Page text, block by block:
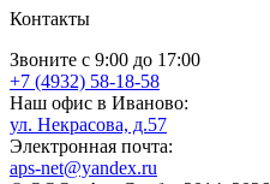
Контакты
Звоните с 9:00 до 17:00
+7 (4932) 58-18-58
Наш офис в Иваново:
ул. Некрасова, д.57
Электронная почта:
aps-net@yandex.ru